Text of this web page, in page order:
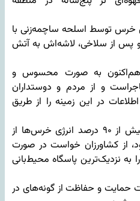
خرس توسط اسلحه ساچمه‌زنی با
و پس از سلاخی، لاشه‌اش به آتش
به صورت محسوس و
و از مردم و دوستداران
در این زمینه را از طریق
دیانتی‌نسب با اشاره به اینکه بیش از ۹۰ درصد انرژی خرس‌ها از
از کشاورزان خواست در صورت
به نزدیک‌ترین پاسگاه محیط‌بانی
حمایت و حفاظت از گونه‌های در